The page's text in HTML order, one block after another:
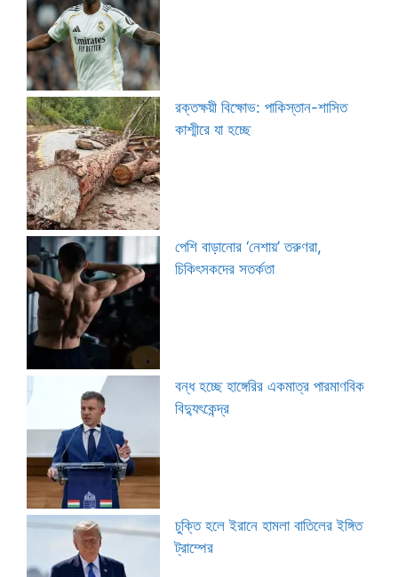
রক্তক্ষয়ী বিক্ষোভ: পাকিস্তান-শাসিত
কাশ্মীরে যা হচ্ছে
পেশি বাড়ানোর ‘নেশায়’ তরুণরা,
চিকিৎসকদের সতর্কতা
বন্ধ হচ্ছে হাঙ্গেরির একমাত্র পারমাণবিক
বিদ্যুৎকেন্দ্র
চুক্তি হলে ইরানে হামলা বাতিলের ইঙ্গিত
ট্রাম্পের